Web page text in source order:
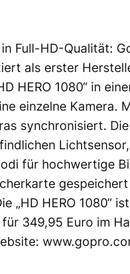
Full-HD-Qualität:
als erster
HERO 1080“ in
einzelne Kamera.
synchronisiert.
für hochwertige
gespeichert
„HD HERO 1080“
349,95 Euro im